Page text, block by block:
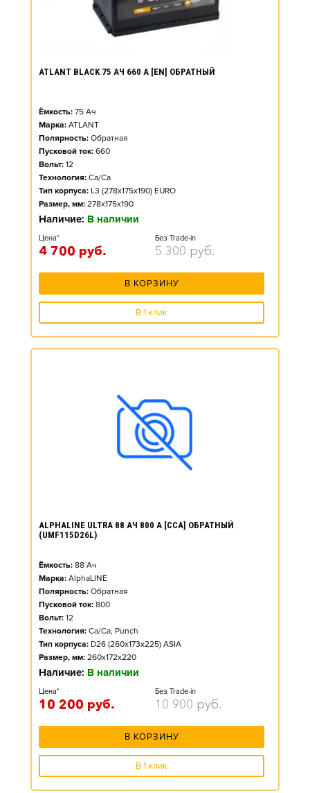
ATLANT BLACK 75 АЧ 660 А [EN] ОБРАТНЫЙ
Ёмкость: 75 Ач
Марка: ATLANT
Полярность: Обратная
Пусковой ток: 660
Вольт: 12
Технология: Ca/Ca
Тип корпуса: L3 (278x175x190) EURO
Размер, мм: 278x175x190
Наличие: В наличии
Цена*
4 700 руб.
Без Trade-in
5 300 руб.
В КОРЗИНУ
В 1 клик
ALPHALINE ULTRA 88 АЧ 800 А [CCA] ОБРАТНЫЙ
(UMF115D26L)
Ёмкость: 88 Ач
Марка: AlphaLINE
Полярность: Обратная
Пусковой ток: 800
Вольт: 12
Технология: Ca/Ca, Punch
Тип корпуса: D26 (260x173x225) ASIA
Размер, мм: 260x172x220
Наличие: В наличии
Цена*
10 200 руб.
Без Trade-in
10 900 руб.
В КОРЗИНУ
В 1 клик